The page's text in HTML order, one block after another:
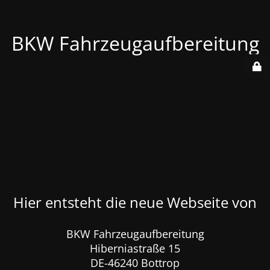
BKW Fahrzeugaufbereitung
Hier entsteht die neue Webseite von
BKW Fahrzeugaufbereitung
Hiberniastraße 15
DE-46240 Bottrop